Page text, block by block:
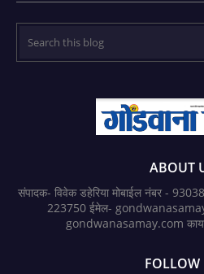
ABOUT
संपादक- विवेक डहेरिया मोबाईल नंबर -
223750 ईमेल-
gondwanasamay.com
FOLLOW